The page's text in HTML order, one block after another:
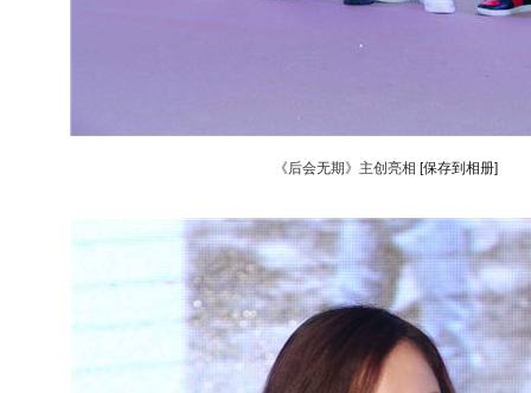
《后会无期》主创亮相 [保存到相册]